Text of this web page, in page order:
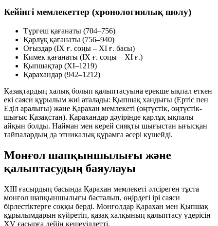
Кейінгі мемлекеттер (хронологиялық шолу)
Түргеш қағанаты (704–756)
Қарлұқ қағанаты (756–940)
Оғыздар (IX ғ. соңы – XI ғ. басы)
Кимек қағанаты (IX ғ. соңы – XI ғ.)
Қыпшақтар (XI–1219)
Қарахандар (942–1212)
Қазақтардың халық болып қалыптасуына ерекше ықпал еткен
екі саяси құрылым жиі аталады: Қыпшақ хандығы (Ертіс пен
Еділ аралығы) және Қарахан мемлекеті (оңтүстік, оңтүстік-
шығыс Қазақстан). Қарахандар дәуірінде қарлұқ ықпалы
айқын болды. Найман мен керей сияқты шығыстан ығысқан
тайпалардың да этникалық құрамға әсері күшейді.
Монғол шапқыншылығы және
қалыптасудың баяулауы
XIII ғасырдың басында Қарахан мемлекеті әлсіреген тұста
монғол шапқыншылығы басталып, өңірдегі ірі саяси
бірлестіктерге соққы берді. Монғолдар Қарахан мен Қыпшақ
құрылымдарын күйретіп, қазақ халқының қалыптасу үдерісін
XV ғасырға дейін кешеуілдетті.